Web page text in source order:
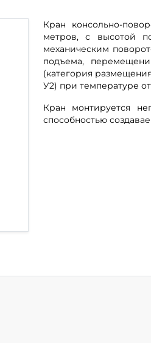
Кран консольно-
метров, с высотой
механическим
подъема,
(категория
У2) при температуре
Кран монтируется
способностью